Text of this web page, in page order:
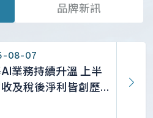
品牌新訊
08-07
業務持續升溫 上半
及稅後淨利皆創歷